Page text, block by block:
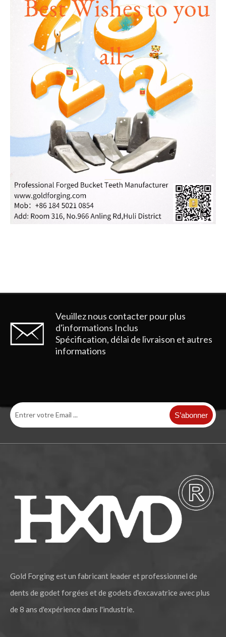
Veuillez nous contacter pour plus
d'informations Inclus
Spécification, délai de livraison et autres
informations
S’abonner
Gold Forging est un fabricant leader et professionnel de
dents de godet forgées et de godets d'excavatrice avec plus
de 8 ans d'expérience dans l'industrie.